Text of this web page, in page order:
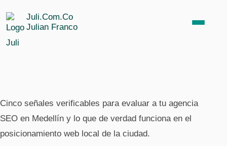
Juli.Com.Co
Julian Franco
Cinco señales verificables para evaluar a tu agencia
SEO en Medellín y lo que de verdad funciona en el
posicionamiento web local de la ciudad.